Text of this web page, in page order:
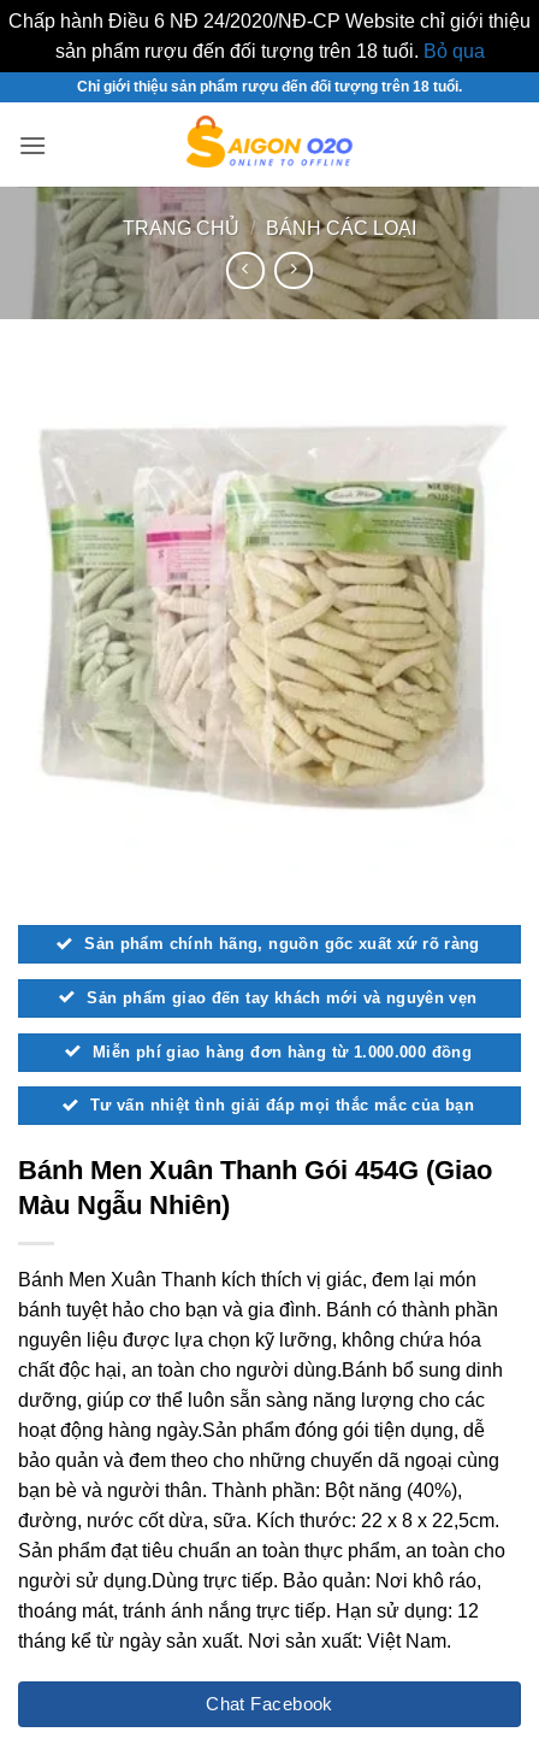
Chấp hành Điều 6 NĐ 24/2020/NĐ-CP Website chỉ giới thiệu
sản phẩm rượu đến đối tượng trên 18 tuổi. Bỏ qua
nội
Chỉ giới thiệu sản phẩm rượu đến đối tượng trên 18 tuổi.
TRANG CHỦ / BÁNH CÁC LOẠI
Sản phẩm chính hãng, nguồn gốc xuất xứ rõ ràng
Sản phẩm giao đến tay khách mới và nguyên vẹn
Miễn phí giao hàng đơn hàng từ 1.000.000 đồng
Tư vấn nhiệt tình giải đáp mọi thắc mắc của bạn
Bánh Men Xuân Thanh Gói 454G (Giao
Màu Ngẫu Nhiên)
Bánh Men Xuân Thanh kích thích vị giác, đem lại món
bánh tuyệt hảo cho bạn và gia đình. Bánh có thành phần
nguyên liệu được lựa chọn kỹ lưỡng, không chứa hóa
chất độc hại, an toàn cho người dùng.Bánh bổ sung dinh
dưỡng, giúp cơ thể luôn sẵn sàng năng lượng cho các
hoạt động hàng ngày.Sản phẩm đóng gói tiện dụng, dễ
bảo quản và đem theo cho những chuyến dã ngoại cùng
bạn bè và người thân. Thành phần: Bột năng (40%),
đường, nước cốt dừa, sữa. Kích thước: 22 x 8 x 22,5cm.
Sản phẩm đạt tiêu chuẩn an toàn thực phẩm, an toàn cho
người sử dụng.Dùng trực tiếp. Bảo quản: Nơi khô ráo,
thoáng mát, tránh ánh nắng trực tiếp. Hạn sử dụng: 12
tháng kể từ ngày sản xuất. Nơi sản xuất: Việt Nam.
Chat Facebook